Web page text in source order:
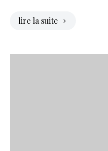
lire la suite